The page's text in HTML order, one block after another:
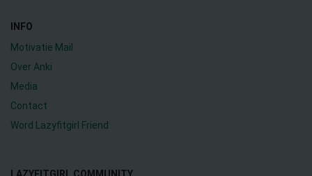
INFO
Motivatie Mail
Over Anki
Media
Contact
Word Lazyfitgirl Friend